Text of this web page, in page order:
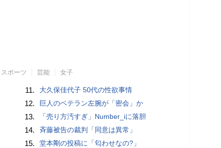
スポーツ 芸能 女子
11. 大久保佳代子 50代の性欲事情
12. 巨人のベテラン左腕が「密会」か
13. 「売り方汚すぎ」Number_iに落胆
14. 斉藤被告の裁判「同意は異常」
15. 堂本剛の投稿に「匂わせなの?」